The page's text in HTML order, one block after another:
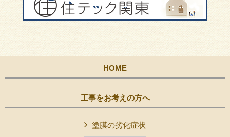
HOME
工事をお考えの方へ
塗膜の劣化症状